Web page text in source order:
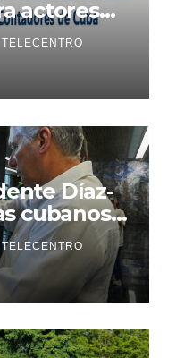
actores
TELECENTRO
Díaz-
cubanos
TELECENTRO